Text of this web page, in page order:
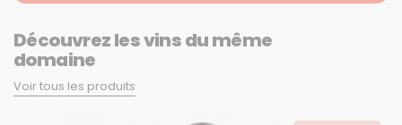
Découvrez les vins du même
domaine
Voir tous les produits